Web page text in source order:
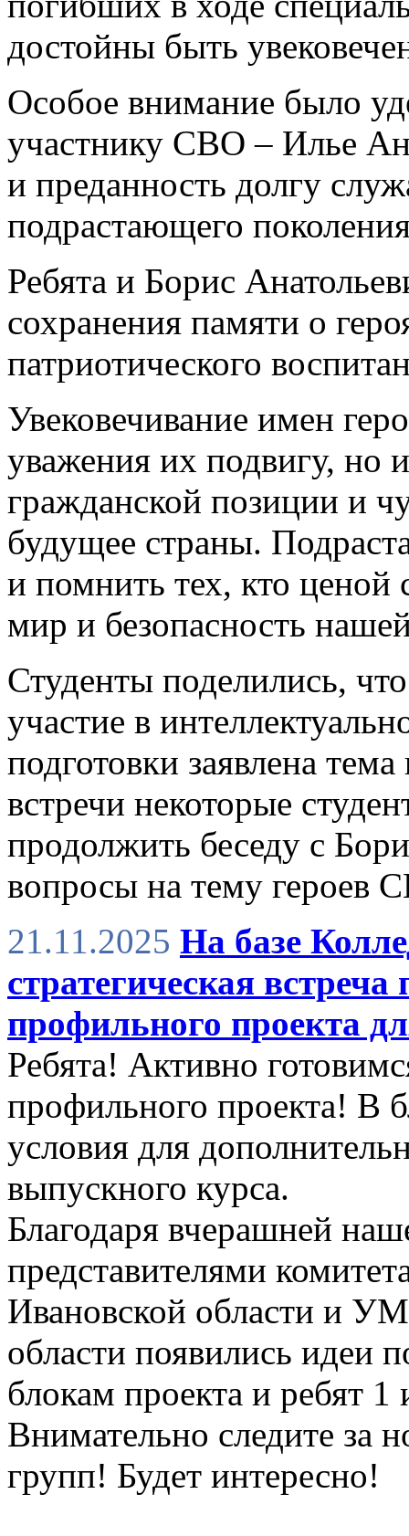
достойны быть
Особое внимание было
участнику СВО – Илье
и преданность долгу
подрастающего
Ребята и Борис
сохранения памяти о
патриотического
Увековечивание имен
уважения их подвигу,
гражданской позиции и
будущее страны.
и помнить тех, кто
мир и безопасность
Студенты поделились,
участие в
подготовки заявлена
встречи некоторые
продолжить беседу с
вопросы на тему героев
21.11.2025 На базе
стратегическая
профильного проекта
Ребята! Активно
профильного проекта! В
условия для
выпускного курса.
Благодаря вчерашней
представителями
Ивановской области и
области появились идеи
блокам проекта и ребят
Внимательно следите за
групп! Будет интересно!